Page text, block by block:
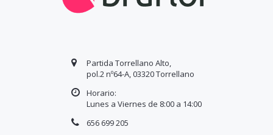
Partida Torrellano Alto,
pol.2 nº64-A, 03320 Torrellano
Horario:
Lunes a Viernes de 8:00 a 14:00
656 699 205